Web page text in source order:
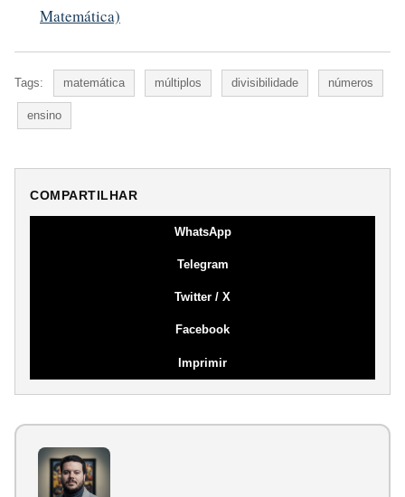
Matemática)
Tags: matemática múltiplos divisibilidade números
ensino
COMPARTILHAR
WhatsApp
Telegram
Twitter / X
Facebook
Imprimir